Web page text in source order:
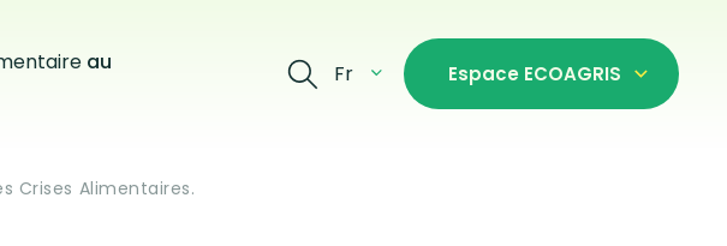
au
Fr Espace ECOAGRIS
Crises Alimentaires.